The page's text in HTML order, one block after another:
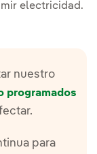
electricidad.
nuestro
programados
para